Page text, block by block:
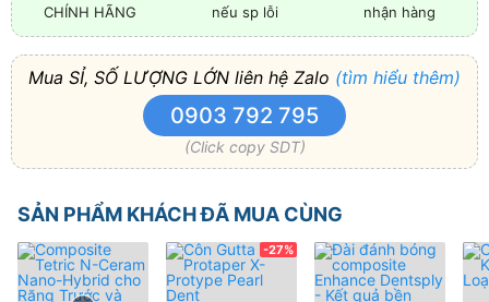
CHÍNH HÃNG
nếu sp lỗi
nhận hàng
Mua SỈ, SỐ LƯỢNG LỚN liên hệ Zalo (tìm hiểu thêm)
0903 792 795
(Click copy SDT)
SẢN PHẨM KHÁCH ĐÃ MUA CÙNG
-27%